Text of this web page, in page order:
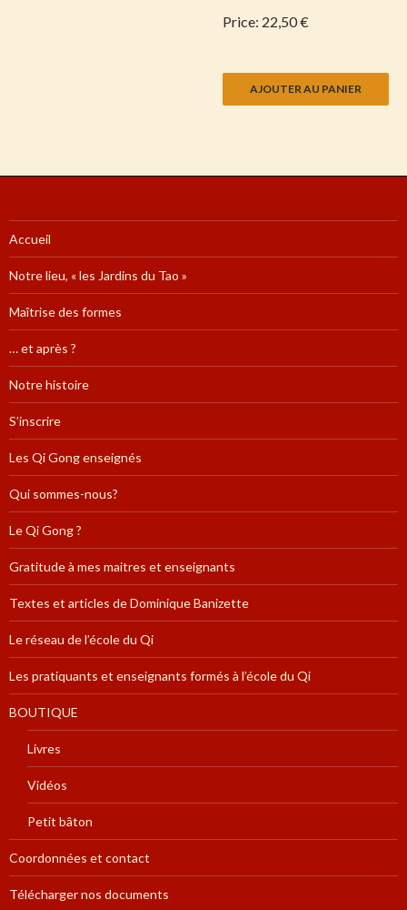
Price: 22,50 €
Accueil
Notre lieu, « les Jardins du Tao »
Maîtrise des formes
… et après ?
Notre histoire
S’inscrire
Les Qi Gong enseignés
Qui sommes-nous?
Le Qi Gong ?
Gratitude à mes maitres et enseignants
Textes et articles de Dominique Banizette
Le réseau de l’école du Qi
Les pratiquants et enseignants formés à l’école du Qi
BOUTIQUE
Livres
Vidéos
Petit bâton
Coordonnées et contact
Télécharger nos documents